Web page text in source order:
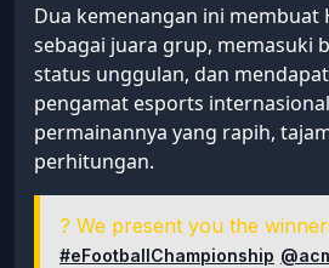
Dua kemenangan ini membuat
sebagai juara grup, memasuki
status unggulan, dan
pengamat esports
permainannya yang rapih,
perhitungan.
? We present you the
#eFootballChampionship